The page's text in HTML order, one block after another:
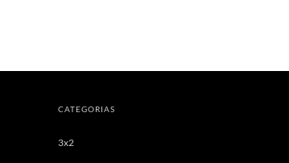
CATEGORIAS
3x2